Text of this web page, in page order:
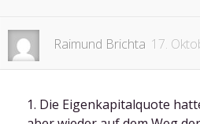
Raimund Brichta 17.
1. Die Eigenkapitalquote